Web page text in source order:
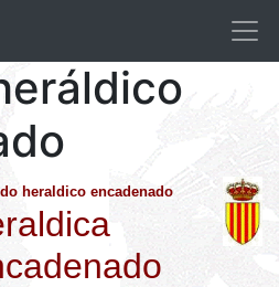
heraldico encadenado